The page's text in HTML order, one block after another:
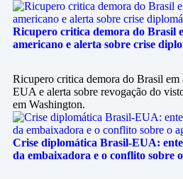
Ricupero critica demora do Brasil
americano e alerta sobre crise
Ricupero critica demora do Brasil em
EUA e alerta sobre revogação do
em Washington.
Crise diplomática Brasil-EUA:
da embaixadora e o conflito sobre